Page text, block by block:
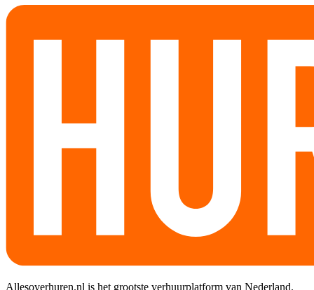
Allesoverhuren.nl is het grootste verhuurplatform van Nederland.